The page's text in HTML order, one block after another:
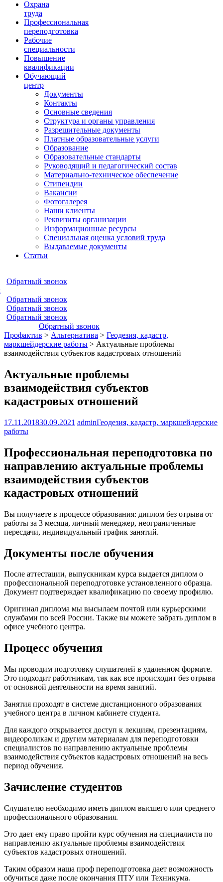
Ориентир охраны труда
Охрана
труда
Профессиональная
переподготовка
Рабочие
специальности
Повышение
квалификации
Обучающий
центр
Документы
Контакты
Основные сведения
Структура и органы управления
Разрешительные документы
Платные образовательные услуги
Образование
Образовательные стандарты
Руководящий и педагогический состав
Материально-техническое обеспечение
Стипендии
Вакансии
Фотогалерея
Наши клиенты
Реквизиты организации
Информационные ресурсы
Специальная оценка условий труда
Выдаваемые документы
Статьи
Обратный звонок
Обратный звонок
Обратный звонок
Обратный звонок
Обратный звонок
Профактив > Альтернатива > Геодезия, кадастр,
маркшейдерские работы > Актуальные проблемы
взаимодействия субъектов кадастровых отношений
Актуальные проблемы
взаимодействия субъектов
кадастровых отношений
17.11.201830.09.2021 adminГеодезия, кадастр, маркшейдерские
работы
Профессиональная переподготовка по
направлению актуальные проблемы
взаимодействия субъектов
кадастровых отношений
Вы получаете в процессе образования: диплом без отрыва от
работы за 3 месяца, личный менеджер, неограниченные
пересдачи, индивидуальный график занятий.
Документы после обучения
После аттестации, выпускникам курса выдается диплом о
профессиональной переподготовке установленного образца.
Документ подтверждает квалификацию по своему профилю.
Оригинал диплома мы высылаем почтой или курьерскими
службами по всей России. Также вы можете забрать диплом в
офисе учебного центра.
Процесс обучения
Мы проводим подготовку слушателей в удаленном формате.
Это подходит работникам, так как все происходит без отрыва
от основной деятельности на время занятий.
Занятия проходят в системе дистанционного образования
учебного центра в личном кабинете студента.
Для каждого открывается доступ к лекциям, презентациям,
видеороликам и другим материалам для переподготовки
специалистов по направлению актуальные проблемы
взаимодействия субъектов кадастровых отношений на весь
период обучения.
Зачисление студентов
Слушателю необходимо иметь диплом высшего или среднего
профессионального образования.
Это дает ему право пройти курс обучения на специалиста по
направлению актуальные проблемы взаимодействия
субъектов кадастровых отношений.
Таким образом наша проф переподготовка дает возможность
обучиться даже после окончания ПТУ или Техникума.